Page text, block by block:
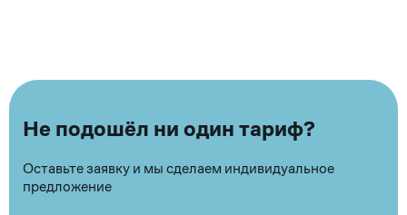
Не подошёл ни один тариф?
Оставьте заявку и мы сделаем индивидуальное
предложение